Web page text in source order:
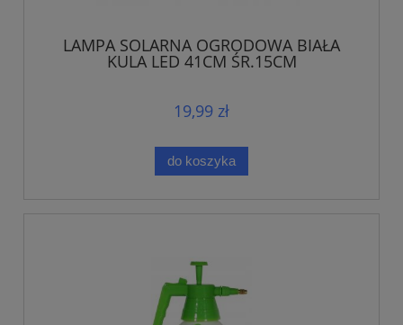
LAMPA SOLARNA OGRODOWA BIAŁA
KULA LED 41CM ŚR.15CM
19,99 zł
do koszyka